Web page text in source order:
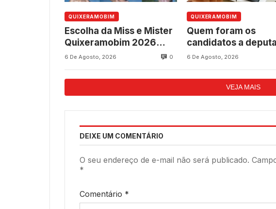
QUIXERAMOBIM
Escolha da Miss e Mister
Quixeramobim 2026
acontece neste sábado,
237 anos do município
6 De Agosto, 2026 0
QUIXERAMOBIM
Quem foram os
candidatos a
federal mais
eleições de 2022?
6 De Agosto, 2026
VEJA MAIS
DEIXE UM COMENTÁRIO
O seu endereço de e-mail não será publicado.
*
Comentário *